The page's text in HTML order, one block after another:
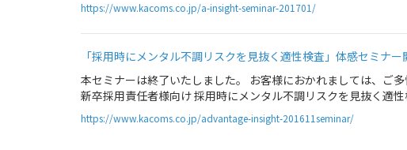
https://www.kacoms.co.jp/a-insight-seminar-201701/
「採用時にメンタル不調リスクを見抜く適性検査」体感セミナー
本セミナーは終了いたしました。 お客様におかれましては、ご
新卒採用責任者様向け 採用時にメンタル不調リスクを見抜く適
https://www.kacoms.co.jp/advantage-insight-201611seminar/